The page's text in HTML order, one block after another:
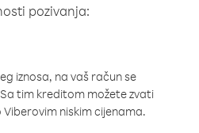
pozivanja:
iznosa, na vaš račun se
tim kreditom možete zvati
niskim cijenama.